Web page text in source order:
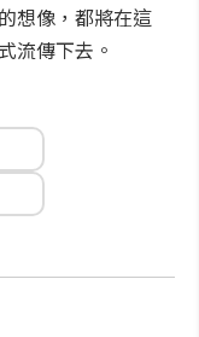
想像，都將在這
流傳下去。